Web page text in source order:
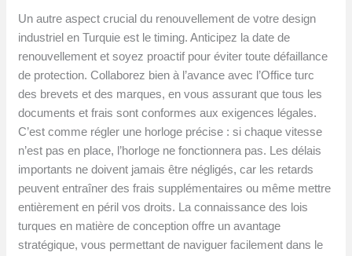
Un autre aspect crucial du renouvellement de votre design
industriel en Turquie est le timing. Anticipez la date de
renouvellement et soyez proactif pour éviter toute défaillance
de protection. Collaborez bien à l’avance avec l’Office turc
des brevets et des marques, en vous assurant que tous les
documents et frais sont conformes aux exigences légales.
C’est comme régler une horloge précise : si chaque vitesse
n’est pas en place, l’horloge ne fonctionnera pas. Les délais
importants ne doivent jamais être négligés, car les retards
peuvent entraîner des frais supplémentaires ou même mettre
entièrement en péril vos droits. La connaissance des lois
turques en matière de conception offre un avantage
stratégique, vous permettant de naviguer facilement dans le